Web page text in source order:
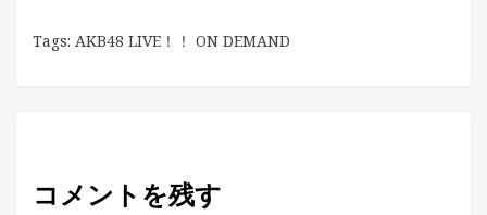
Tags: AKB48 LIVE！！ ON DEMAND
コメントを残す